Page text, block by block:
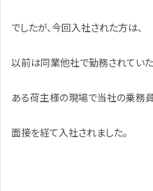
でしたが、今回入社された方は、
以前は同業他社で勤務されていた
ある荷主様の現場で当社の乗務
面接を経て入社されました。